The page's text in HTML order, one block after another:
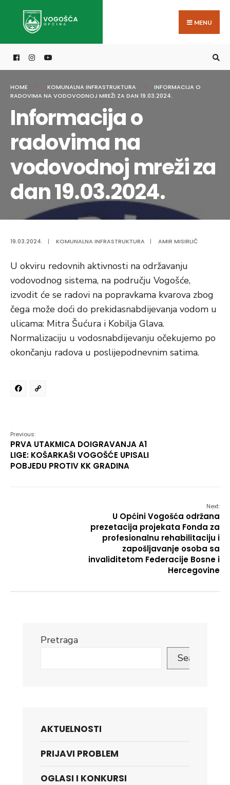
MENU
HOME KOMUNALNA INFRASTRUKTURA
INFORMACIJA O
RADOVIMA NA VODOVODNOJ MREŽI ZA DAN 19.03.2024.
Informacija o
radovima na
vodovodnoj mreži za
dan 19.03.2024.
19.03.2024. | KOMUNALNA INFRASTRUKTURA | AMIR MISIRLIĆ
U okviru redovnih aktivnosti na održavanju
vodovodnog sistema, na području Vogošće,
izvodit će se radovi na popravkama kvarova zbog
čega može doći do prekidasnabdijevanja vodom u
ulicama: Mitra Šućura i Kobilja Glava.
Normalizaciju u vodosnabdijevanju očekujemo po
okončanju radova u poslijepodnevnim satima.
Facebook
Previous:
PRVA UTAKMICA DOIGRAVANJA A1
LIGE: KOŠARKAŠI VOGOŠĆE UPISALI
POBJEDU PROTIV KK GRADINA
Next:
U Općini Vogošća održana
prezetacija projekata Fonda za
profesionalnu rehabilitaciju i
zapošljavanje osoba sa
invaliditetom Federacije Bosne i
Hercegovine
Pretraga
Search
AKTUELNOSTI
PRIJAVI PROBLEM
OGLASI I KONKURSI
for: